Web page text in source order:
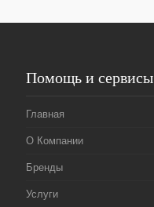
Помощь и сервисы
Главная
О Компании
Бренды
Услуги